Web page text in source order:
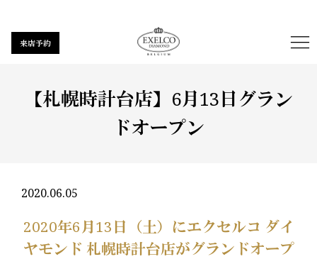
【札幌時計台店】6月13日グラン
ドオープン
2020.06.05
2020年6月13日（土）にエクセルコ ダイ
ヤモンド 札幌時計台店がグランドオープ
来店予約